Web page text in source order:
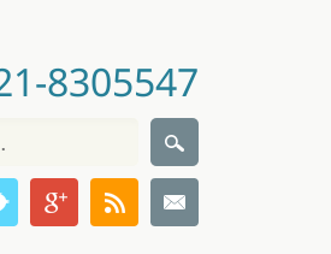
8305547